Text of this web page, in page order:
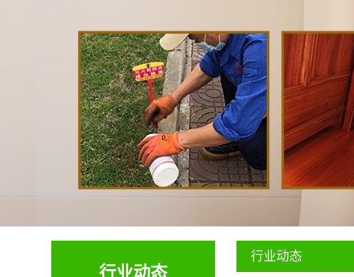
行业动态
行业动态